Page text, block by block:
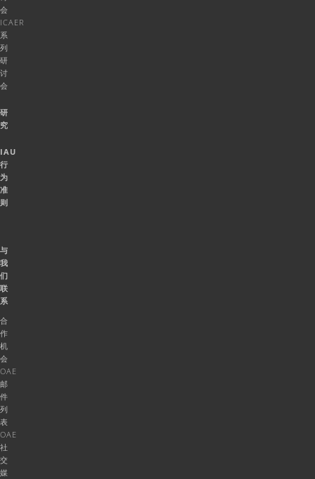
会
ICAER
系
列
研
讨
会
研
究
IAU
行
为
准
则
与
我
们
联
系
合
作
机
会
OAE
邮
件
列
表
OAE
社
交
媒